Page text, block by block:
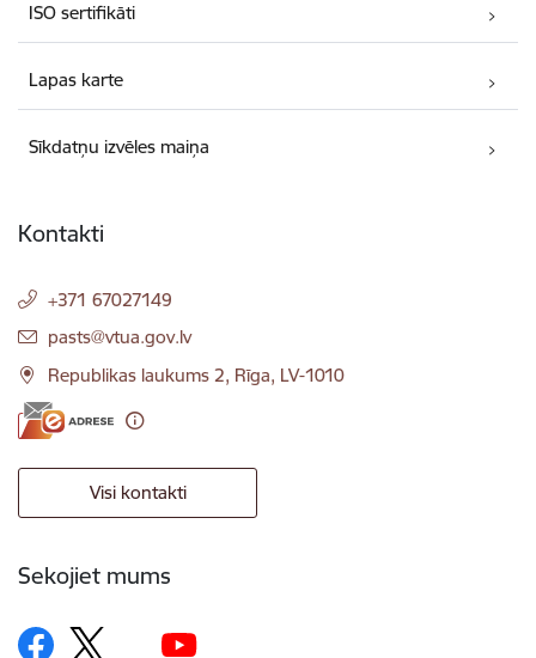
ISO sertifikāti
Lapas karte
Sīkdatņu izvēles maiņa
Kontakti
+371 67027149
E-pasts:
pasts@vtua.gov.lv
Republikas laukums 2, Rīga, LV-1010
Visi kontakti
Sekojiet mums